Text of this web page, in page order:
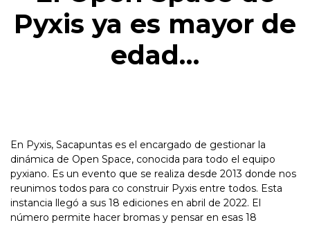
Pyxis ya es mayor de
edad…
En Pyxis, Sacapuntas es el encargado de gestionar la
dinámica de Open Space, conocida para todo el equipo
pyxiano. Es un evento que se realiza desde 2013 donde nos
reunimos todos para co construir Pyxis entre todos. Esta
instancia llegó a sus 18 ediciones en abril de 2022. El
número permite hacer bromas y pensar en esas 18